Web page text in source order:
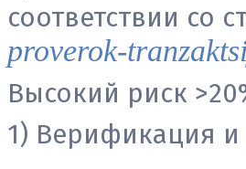
соответствии со
proverok-
Высокий риск
1) Верификация и